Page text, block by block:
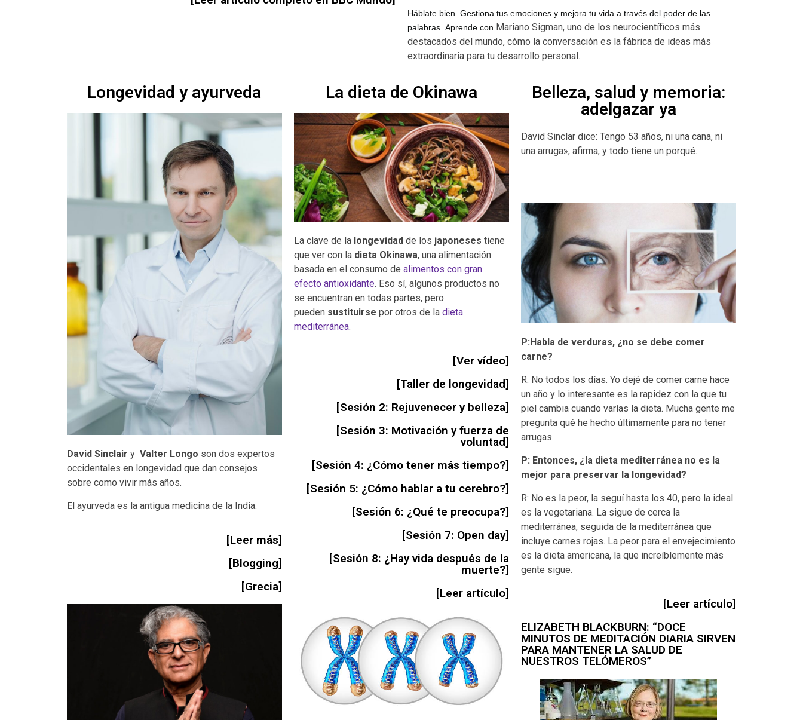
Háblate bien. Gestiona tus emociones y mejora tu vida a través del poder de las
palabras. Aprende con Mariano Sigman, uno de los neurocientíficos más
destacados del mundo, cómo la conversación es la fábrica de ideas más
extraordinaria para tu desarrollo personal.
Longevidad y ayurveda
David Sinclair y Valter Longo son dos expertos
occidentales en longevidad que dan consejos
sobre como vivir más años.
El ayurveda es la antigua medicina de la India.
[Leer más]
[Blogging]
[Grecia]
La dieta de Okinawa
La clave de la longevidad de los japoneses tiene
que ver con la dieta Okinawa, una alimentación
basada en el consumo de alimentos con gran
efecto antioxidante. Eso sí, algunos productos no
se encuentran en todas partes, pero
pueden sustituirse por otros de la dieta
mediterránea.
[Ver vídeo]
[Taller de longevidad]
[Sesión 2: Rejuvenecer y belleza]
[Sesión 3: Motivación y fuerza de
voluntad]
[Sesión 4: ¿Cómo tener más tiempo?]
[Sesión 5: ¿Cómo hablar a tu cerebro?]
[Sesión 6: ¿Qué te preocupa?]
[Sesión 7: Open day]
[Sesión 8: ¿Hay vida después de la
muerte?]
[Leer artículo]
Belleza, salud y memoria:
adelgazar ya
David Sinclar dice: Tengo 53 años, ni una cana, ni
una arruga», afirma, y todo tiene un porqué.
P:Habla de verduras, ¿no se debe comer
carne?
R: No todos los días. Yo dejé de comer carne hace
un año y lo interesante es la rapidez con la que tu
piel cambia cuando varías la dieta. Mucha gente me
pregunta qué he hecho últimamente para no tener
arrugas.
P: Entonces, ¿la dieta mediterránea no es la
mejor para preservar la longevidad?
R: No es la peor, la seguí hasta los 40, pero la ideal
es la vegetariana. La sigue de cerca la
mediterránea, seguida de la mediterránea que
incluye carnes rojas. La peor para el envejecimiento
es la dieta americana, la que increíblemente más
gente sigue.
[Leer artículo]
ELIZABETH BLACKBURN: “DOCE
MINUTOS DE MEDITACIÓN DIARIA SIRVEN
PARA MANTENER LA SALUD DE
NUESTROS TELÓMEROS”